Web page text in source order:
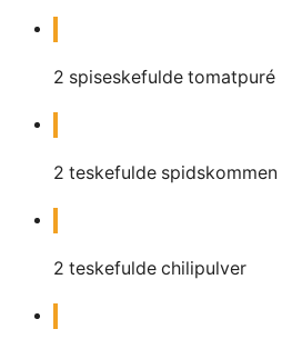
2 spiseskefulde tomatpuré
2 teskefulde spidskommen
2 teskefulde chilipulver